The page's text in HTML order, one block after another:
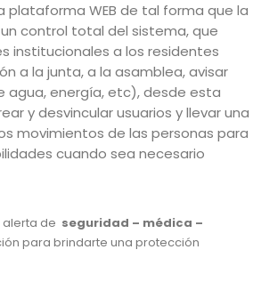
plataforma WEB de tal forma que la
control total del sistema, que
institucionales a los residentes
a la junta, a la asamblea, avisar
agua, energía, etc), desde esta
y desvincular usuarios y llevar una
movimientos de las personas para
cuando sea necesario
de seguridad – médica –
para brindarte una protección